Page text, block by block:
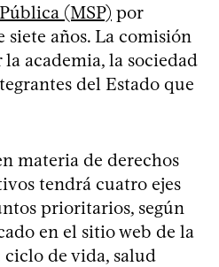
(MSP) por
siete años. La comisión
academia, la sociedad
del Estado que
materia de derechos
tendrá cuatro ejes
prioritarios, según
en el sitio web de la
ciclo de vida, salud